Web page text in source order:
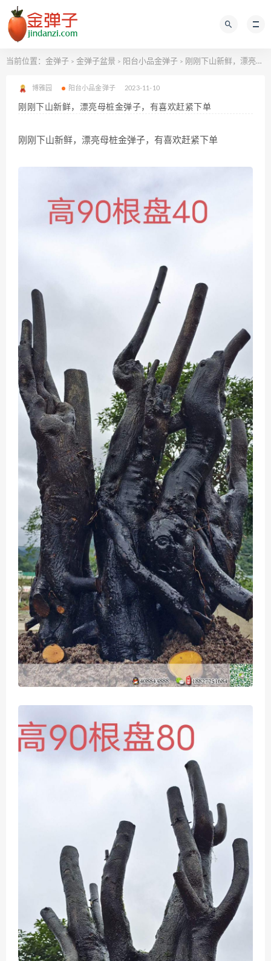
当前位置： 金弹子 > 金弹子盆景 > 阳台小品金弹子 > 刚刚下山新鲜，漂亮母桩金弹子，有喜欢赶紧下单
博雅园 阳台小品金弹子 2023-11-10
刚刚下山新鲜，漂亮母桩金弹子，有喜欢赶紧下单
刚刚下山新鲜，漂亮母桩金弹子，有喜欢赶紧下单